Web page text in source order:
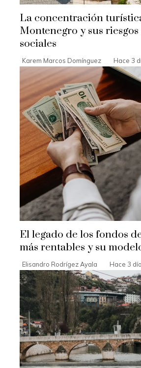
La concentración
Montenegro y sus
sociales
Karem Marcos Domínguez Hace 3
El legado de los fondos
más rentables y su
Elisandro Rodrígez Ayala Hace 3